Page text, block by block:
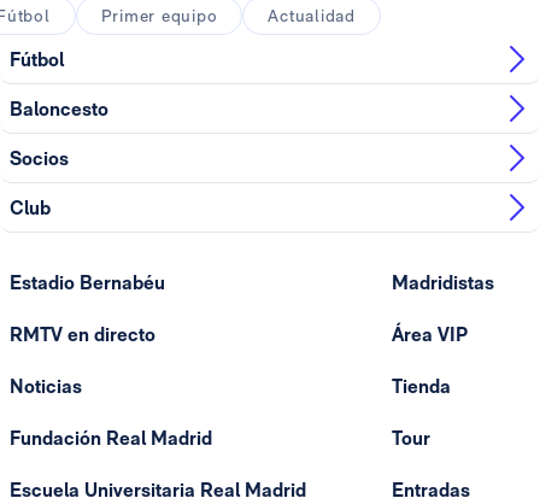
Primer equipo Actualidad
Fútbol
Baloncesto
Socios
Club
Estadio Bernabéu
RMTV en directo
Noticias
Fundación Real Madrid
Escuela Universitaria Real Madrid
Madridistas
Área VIP
Tienda
Tour
Entradas